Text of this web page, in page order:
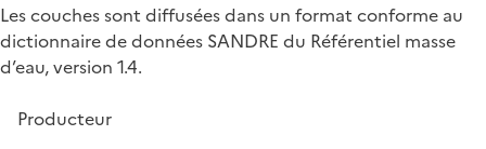
Les couches sont diffusées dans un format conforme au
dictionnaire de données SANDRE du Référentiel masse
d’eau, version 1.4.
Producteur